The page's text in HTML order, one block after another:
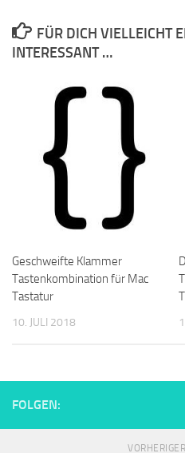
FÜR DICH VIELLEICHT
INTERESSANT …
Geschweifte Klammer
Tastenkombination für Mac
Tastatur
10. JULI 2018
FOLGEN: